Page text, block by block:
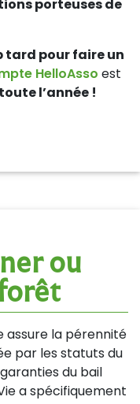
porteuses de
tard pour faire un
HelloAsso est
l’année !
ou
assure la pérennité
par les statuts du
du bail
a spécifiquement